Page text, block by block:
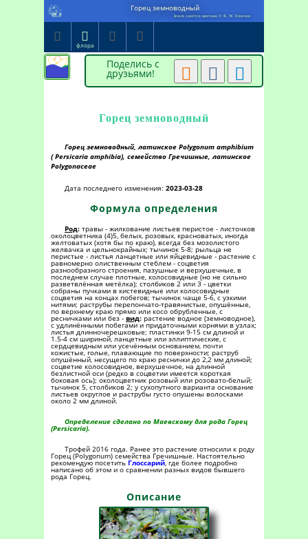
Горец земноводный
Земля смеётся цветами © R. W. Emerson
 
флора
 
  
Поделись с
друзьями!
Горец земноводный
Горец земноводный, латинское Polygonum amphibium
( Persicaria amphibia), семейство Гречишные, латинское
Polygonaceae
Дата последнего изменения: 2023-03-28
Формула определения
Род: травы - жилкование листьев перистое - листочков
околоцветника (4)5, белых, розовых, красноватых, иногда
желтоватых (хотя бы по краю), всегда без мозолистого
желвачка и цельнокрайных; тычинок 5-8; рыльца не
перистые - листья ланцетные или яйцевидные - растение с
равномерно олиственным стеблем - соцветия
разнообразного строения, пазушные и верхушечные, в
последнем случае плотные, колосовидные (но не сильно
разветвлённая метёлка); столбиков 2 или 3 - цветки
собраны пучками в кистевидные или колосовидные
соцветия на концах побегов; тычинок чаще 5-6, с узкими
нитями; раструбы перепончато-травянистые, опушённые,
по верхнему краю прямо или косо обрубленные, с
ресничками или без - вид: растение водное (земноводное),
с удлинёнными побегами и придаточными корнями в узлах;
листья длинночерешковые; пластинки 9-15 см длиной и
1.5-4 см шириной, ланцетные или эллиптические, с
сердцевидным или усечённым основанием, почти
кожистые, голые, плавающие по поверхности; раструб
опушённый, несущего по краю реснички до 2,2 мм длиной;
соцветие колосовидное, верхушечное, на длинной
безлистной оси (редко в соцветии имеется короткая
боковая ось); околоцветник розовый или розовато-белый;
тычинок 5, столбиков 2; у сухопутного варианта основание
листьев округлое и раструбы густо опушены волосками
около 2 мм длиной.
Определение сделано по Маевскому для рода Горец
(Persicaria).
Трофей 2016 года. Ранее это растение относили к роду
Горец (Polygonum) семейства Гречишные. Настоятельно
рекомендую посетить Глоссарий, где более подробно
написано об этом и о сравнении разных видов бывшего
рода Горец.
Описание